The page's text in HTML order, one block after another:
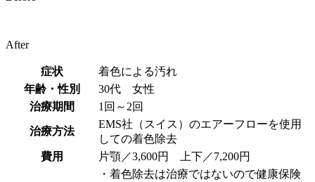
After
症状
着色による汚れ
年齢・性別
30代 女性
治療期間
1回～2回
治療方法
EMS社（スイス）のエアーフローを使用
しての着色除去
費用
片顎／3,600円 上下／7,200円
・着色除去は治療ではないので健康保険